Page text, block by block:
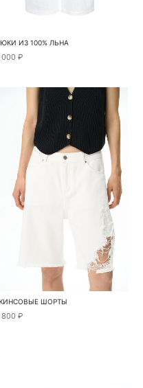
ИЗ 100% ЛЬНА
000 ₽
ШОРТЫ
800 ₽